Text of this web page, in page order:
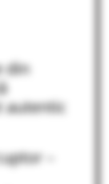
din
autentic
–